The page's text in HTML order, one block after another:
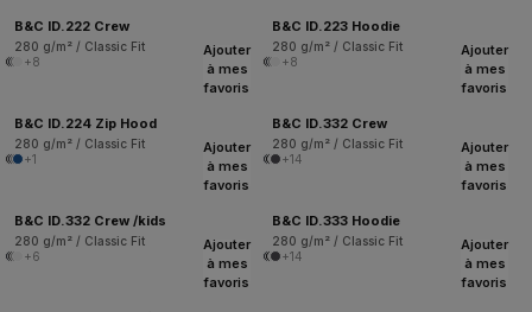
B&C ID.222 Crew
280 g/m² / Classic Fit
+8
B&C ID.223 Hoodie
280 g/m² / Classic Fit
+8
Ajouter
à mes
favoris
B&C ID.224 Zip Hood
280 g/m² / Classic Fit
+1
Ajouter
à mes
favoris
B&C ID.332 Crew
280 g/m² / Classic Fit
+14
Ajouter
à mes
favoris
B&C ID.332 Crew /kids
280 g/m² / Classic Fit
+6
Ajouter
à mes
favoris
B&C ID.333 Hoodie
280 g/m² / Classic Fit
+14
Ajouter
à mes
favoris
Ajouter
à mes
favoris